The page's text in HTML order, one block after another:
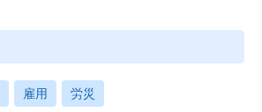
雇用 労災